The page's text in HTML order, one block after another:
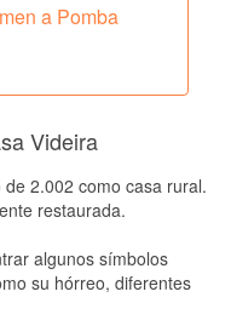
a Pomba
Videira
2.002 como casa rural.
restaurada.
algunos símbolos
su hórreo, diferentes